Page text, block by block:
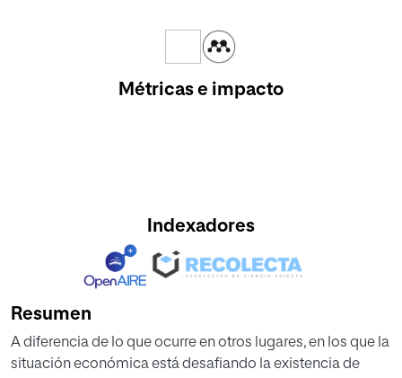
Métricas e impacto
Indexadores
Resumen
A diferencia de lo que ocurre en otros lugares, en los que la
situación económica está desafiando la existencia de